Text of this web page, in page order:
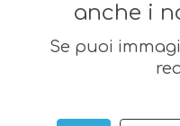
anche i
Se puoi